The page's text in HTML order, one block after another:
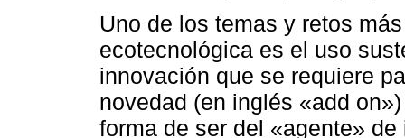
Uno de los temas y retos
ecotecnológica es el uso
innovación que se requiere
novedad (en inglés «add
forma de ser del «agente»